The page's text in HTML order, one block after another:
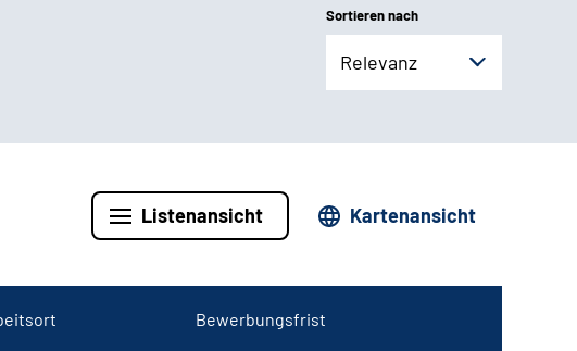
Sortieren nach
Relevanz
Listenansicht Kartenansicht
Bewerbungsfrist